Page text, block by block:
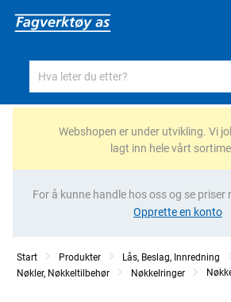
Webshopen er under utvikling. Vi
lagt inn hele vårt
For å kunne handle hos oss og se priser
Opprette en konto
Start Produkter Lås, Beslag, Innredning
Nøkler, Nøkkeltilbehør
Nøkkelringer